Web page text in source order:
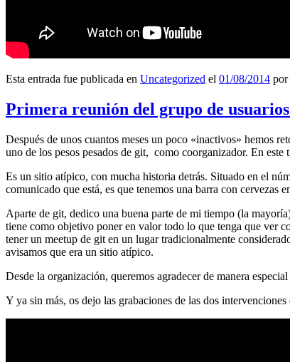
Esta entrada fue publicada en Uncategorized el 01/08/2014 por
Primera reunión del grupo de
Después de unos cuantos meses un poco «inactivos» hemos
uno de los pesos pesados de git, como coorganizador. En
Es un sitio atípico, con mucha historia detrás. Situado en el
comunicado que está, es que tenemos una barra con cervezas
Aparte de git, dedico una buena parte de mi tiempo (la
tiene como objetivo poner en valor todo lo que tenga que ver
tener un meetup de git en un lugar tradicionalmente
avisamos que era un sitio atípico.
Desde la organización, queremos agradecer de manera
Y ya sin más, os dejo las grabaciones de las dos